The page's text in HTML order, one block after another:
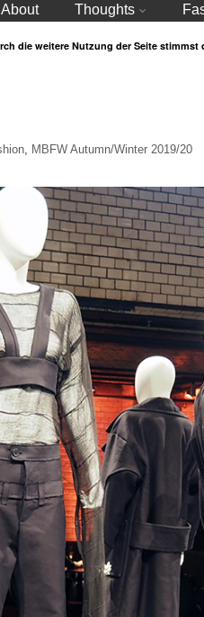
About Thoughts
, MBFW Autumn/Winter 2019/20
die weitere Nutzung der Seite